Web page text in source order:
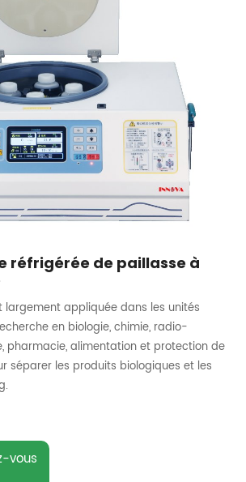
réfrigérée de paillasse à
largement appliquée dans les unités
en biologie, chimie, radio-
pharmacie, alimentation et protection de
séparer les produits biologiques et les
vous